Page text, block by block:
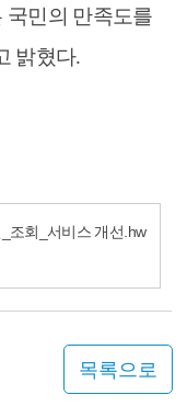
국민의 만족도를
밝혔다.
조회_서비스 개선.hw
목록으로